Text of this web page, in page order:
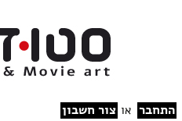
studio2
התחבר או צור חשבון